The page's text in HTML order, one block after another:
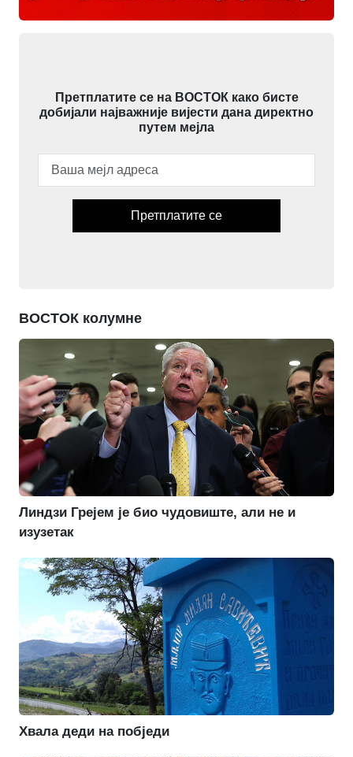
Претплатите се на ВОСТОК како бисте
добијали најважније вијести дана директно
путем мејла
Претплатите се
ВОСТОК колумне
Линдзи Грејем је био чудовиште, али не и
изузетак
Хвала деди на побједи